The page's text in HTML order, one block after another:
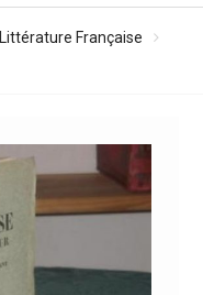
Littérature Française